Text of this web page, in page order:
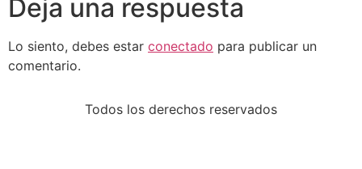
Deja una respuesta
Lo siento, debes estar conectado para publicar un
comentario.
Todos los derechos reservados